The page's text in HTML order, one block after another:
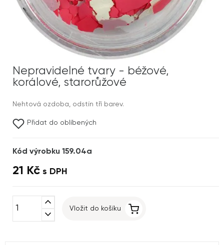
Nepravidelné tvary - béžové,
korálové, starorůžové
Nehtová ozdoba, odstín tří barev.
Přidat do oblíbených
Kód výrobku 159.04a
21 Kč s DPH
expand_less
expand_more
Vložit do košíku